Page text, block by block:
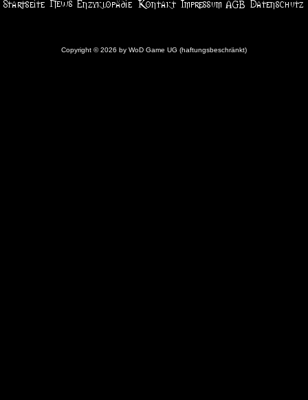
Copyright © 2026 by WoD Game UG (haftungsbeschränkt)